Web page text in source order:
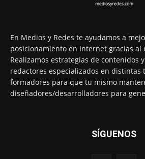
En Medios y Redes te ayudamos a
posicionamiento en Internet gracias al
Realizamos estrategias de contenidos
redactores especializados en distintas
formadores para que tu mismo
diseñadores/desarrolladores para
SÍGUENOS